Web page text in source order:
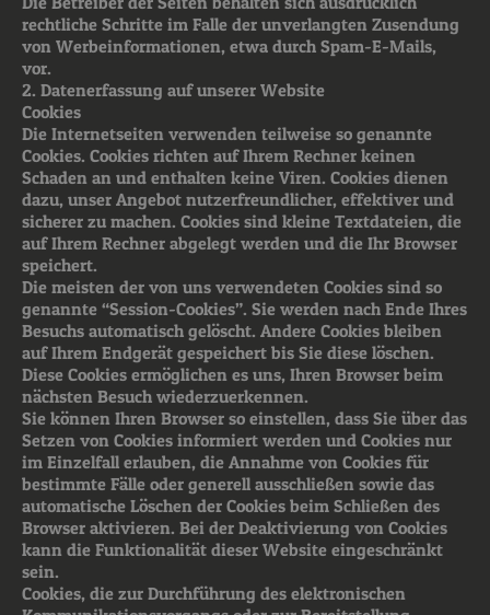
rechtliche Schritte im Falle der unverlangten Zusendung
von Werbeinformationen, etwa durch Spam-E-Mails,
vor.
2. Datenerfassung auf unserer Website
Cookies
Die Internetseiten verwenden teilweise so genannte
Cookies. Cookies richten auf Ihrem Rechner keinen
Schaden an und enthalten keine Viren. Cookies dienen
dazu, unser Angebot nutzerfreundlicher, effektiver und
sicherer zu machen. Cookies sind kleine Textdateien, die
auf Ihrem Rechner abgelegt werden und die Ihr Browser
speichert.
Die meisten der von uns verwendeten Cookies sind so
genannte “Session-Cookies”. Sie werden nach Ende Ihres
Besuchs automatisch gelöscht. Andere Cookies bleiben
auf Ihrem Endgerät gespeichert bis Sie diese löschen.
Diese Cookies ermöglichen es uns, Ihren Browser beim
nächsten Besuch wiederzuerkennen.
Sie können Ihren Browser so einstellen, dass Sie über das
Setzen von Cookies informiert werden und Cookies nur
im Einzelfall erlauben, die Annahme von Cookies für
bestimmte Fälle oder generell ausschließen sowie das
automatische Löschen der Cookies beim Schließen des
Browser aktivieren. Bei der Deaktivierung von Cookies
kann die Funktionalität dieser Website eingeschränkt
sein.
Cookies, die zur Durchführung des elektronischen